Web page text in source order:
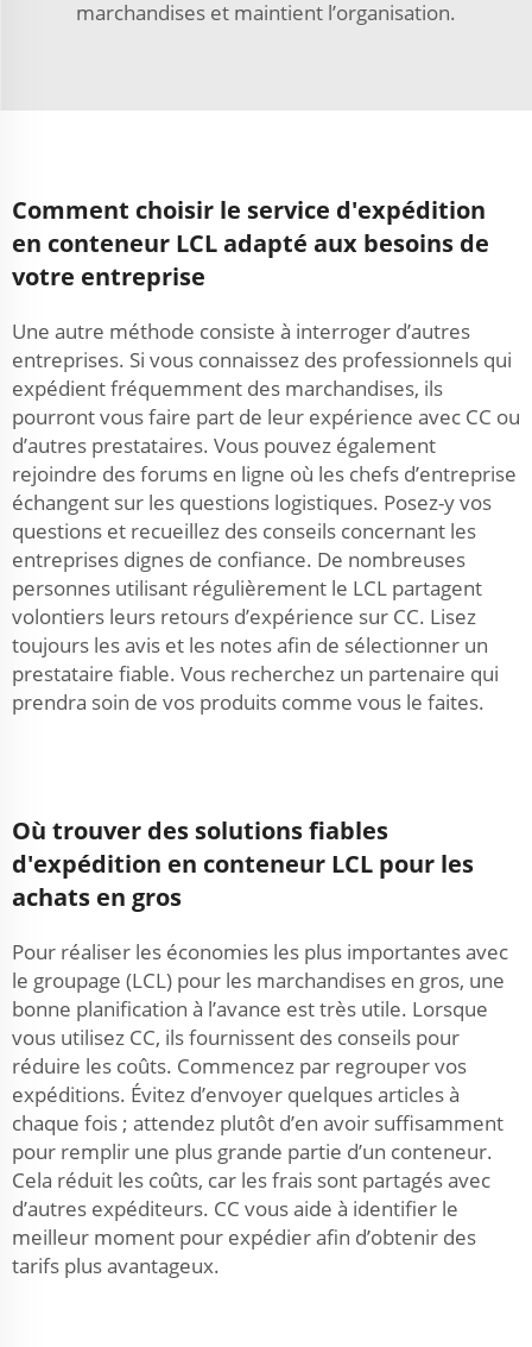
marchandises et maintient l’organisation.
Comment choisir le service d'expédition
en conteneur LCL adapté aux besoins de
votre entreprise
Une autre méthode consiste à interroger d’autres
entreprises. Si vous connaissez des professionnels qui
expédient fréquemment des marchandises, ils
pourront vous faire part de leur expérience avec CC ou
d’autres prestataires. Vous pouvez également
rejoindre des forums en ligne où les chefs d’entreprise
échangent sur les questions logistiques. Posez-y vos
questions et recueillez des conseils concernant les
entreprises dignes de confiance. De nombreuses
personnes utilisant régulièrement le LCL partagent
volontiers leurs retours d’expérience sur CC. Lisez
toujours les avis et les notes afin de sélectionner un
prestataire fiable. Vous recherchez un partenaire qui
prendra soin de vos produits comme vous le faites.
Où trouver des solutions fiables
d'expédition en conteneur LCL pour les
achats en gros
Pour réaliser les économies les plus importantes avec
le groupage (LCL) pour les marchandises en gros, une
bonne planification à l’avance est très utile. Lorsque
vous utilisez CC, ils fournissent des conseils pour
réduire les coûts. Commencez par regrouper vos
expéditions. Évitez d’envoyer quelques articles à
chaque fois ; attendez plutôt d’en avoir suffisamment
pour remplir une plus grande partie d’un conteneur.
Cela réduit les coûts, car les frais sont partagés avec
d’autres expéditeurs. CC vous aide à identifier le
meilleur moment pour expédier afin d’obtenir des
tarifs plus avantageux.